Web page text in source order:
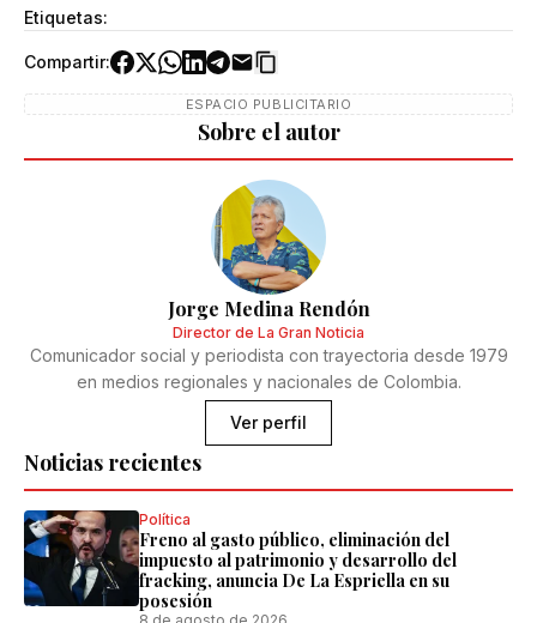
Etiquetas:
Compartir:
ESPACIO PUBLICITARIO
Noticias recientes
Política
Freno al gasto público, eliminación del
impuesto al patrimonio y desarrollo del
fracking, anuncia De La Espriella en su
posesión
Sobre el autor
Jorge Medina Rendón
Director de La Gran Noticia
Comunicador social y periodista con trayectoria desde 1979
en medios regionales y nacionales de Colombia.
Ver perfil